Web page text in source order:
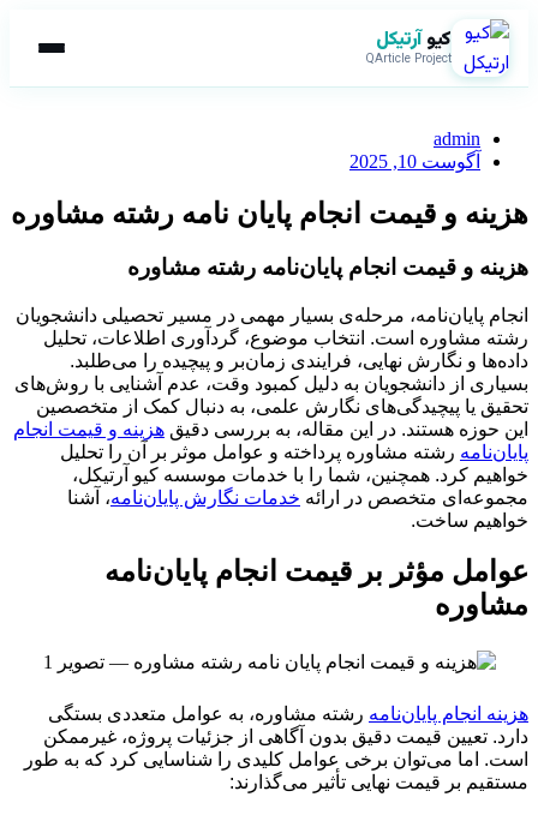
کیوآرتیکل
QArticle Project
admin
آگوست 10, 2025
هزینه و قیمت انجام پایان نامه رشته مشاوره
هزینه و قیمت انجام پایان‌نامه رشته مشاوره
انجام پایان‌نامه، مرحله‌ی بسیار مهمی در مسیر تحصیلی دانشجویان
رشته مشاوره است. انتخاب موضوع، گردآوری اطلاعات، تحلیل
داده‌ها و نگارش نهایی، فرایندی زمان‌بر و پیچیده را می‌طلبد.
بسیاری از دانشجویان به دلیل کمبود وقت، عدم آشنایی با روش‌های
تحقیق یا پیچیدگی‌های نگارش علمی، به دنبال کمک از متخصصین
این حوزه هستند. در این مقاله، به بررسی دقیق هزینه و قیمت انجام
پایان‌نامه رشته مشاوره پرداخته و عوامل موثر بر آن را تحلیل
خواهیم کرد. همچنین، شما را با خدمات موسسه کیو آرتیکل،
مجموعه‌ای متخصص در ارائه خدمات نگارش پایان‌نامه، آشنا
خواهیم ساخت.
عوامل مؤثر بر قیمت انجام پایان‌نامه
مشاوره
هزینه انجام پایان‌نامه رشته مشاوره، به عوامل متعددی بستگی
دارد. تعیین قیمت دقیق بدون آگاهی از جزئیات پروژه، غیرممکن
است. اما می‌توان برخی عوامل کلیدی را شناسایی کرد که به طور
مستقیم بر قیمت نهایی تأثیر می‌گذارند: